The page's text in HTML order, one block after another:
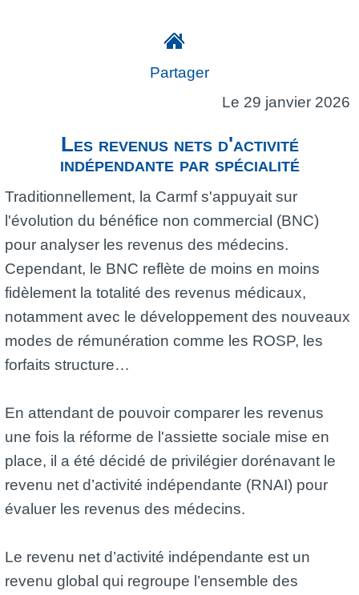
Partager
Le 29 janvier 2026
Les revenus nets d'activité
indépendante par spécialité
Traditionnellement, la Carmf s'appuyait sur
l'évolution du bénéfice non commercial (BNC)
pour analyser les revenus des médecins.
Cependant, le BNC reflète de moins en moins
fidèlement la totalité des revenus médicaux,
notamment avec le développement des nouveaux
modes de rémunération comme les ROSP, les
forfaits structure…
En attendant de pouvoir comparer les revenus
une fois la réforme de l'assiette sociale mise en
place, il a été décidé de privilégier dorénavant le
revenu net d’activité indépendante (RNAI) pour
évaluer les revenus des médecins.
Le revenu net d’activité indépendante est un
revenu global qui regroupe l’ensemble des